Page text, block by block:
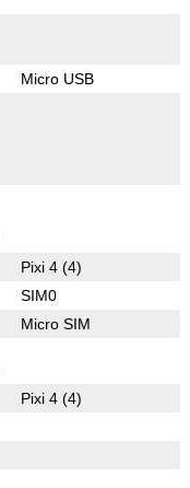
Micro USB
Pixi 4 (4)
SIM0
Micro SIM
Pixi 4 (4)